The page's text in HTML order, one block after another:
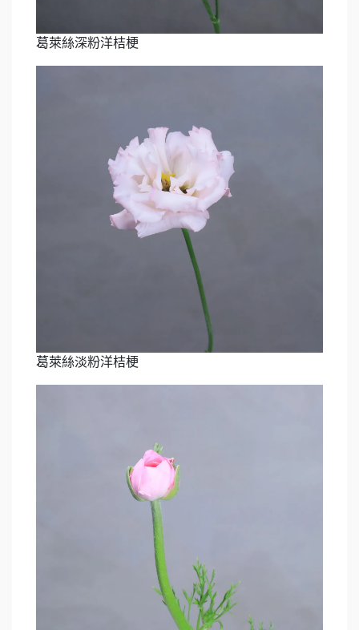
葛萊絲深粉洋桔梗
葛萊絲淡粉洋桔梗